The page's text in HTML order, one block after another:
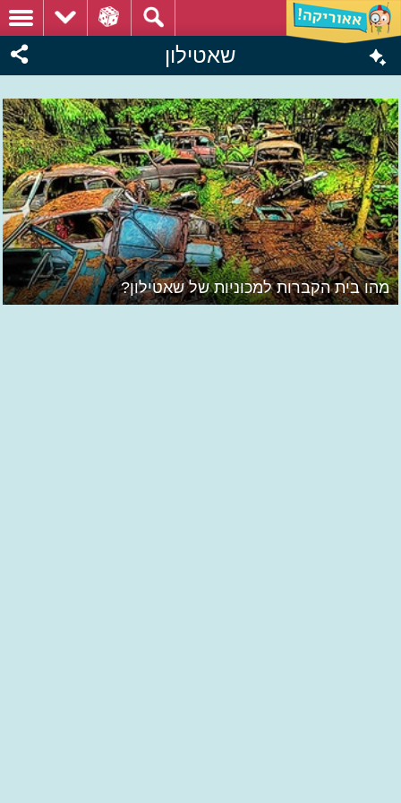
שאטילון
מהו בית הקברות למכוניות של שאטילון?